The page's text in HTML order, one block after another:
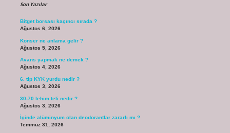
Son Yazılar
Bitget borsası kaçıncı sırada ?
Ağustos 6, 2026
Konser ne anlama gelir ?
Ağustos 5, 2026
Avans yapmak ne demek ?
Ağustos 4, 2026
6. tip KYK yurdu nedir ?
Ağustos 3, 2026
30-70 lehim teli nedir ?
Ağustos 3, 2026
İçinde alüminyum olan deodorantlar zararlı mı ?
Temmuz 31, 2026